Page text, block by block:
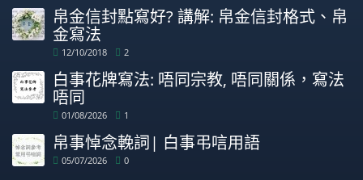
帛金信封點寫好? 講解: 帛金信封格式、帛
金寫法
12/10/2018 2
白事花牌寫法: 唔同宗教, 唔同關係，寫法
唔同
01/08/2026 1
帛事悼念輓詞| 白事弔唁用語
05/07/2026 0